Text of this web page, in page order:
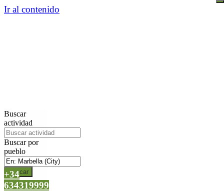
Ir al contenido
Buscar
actividad
Buscar por
pueblo
Buscar
+34
634319999